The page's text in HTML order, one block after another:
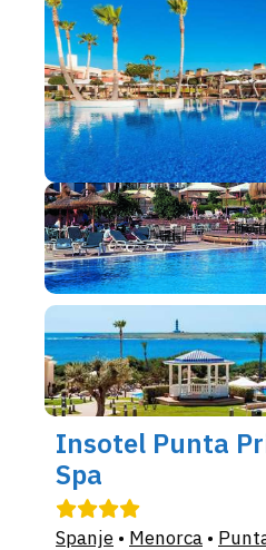
Insotel Punta
Spa
Spanje • Menorca •